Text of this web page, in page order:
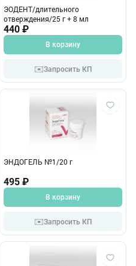
ЭОДЕНТ/длительного
отверждения/25 г + 8 мл
440 ₽
В корзину
✉️Запросить КП
ЭНДОГЕЛЬ №1/20 г
495 ₽
В корзину
✉️Запросить КП